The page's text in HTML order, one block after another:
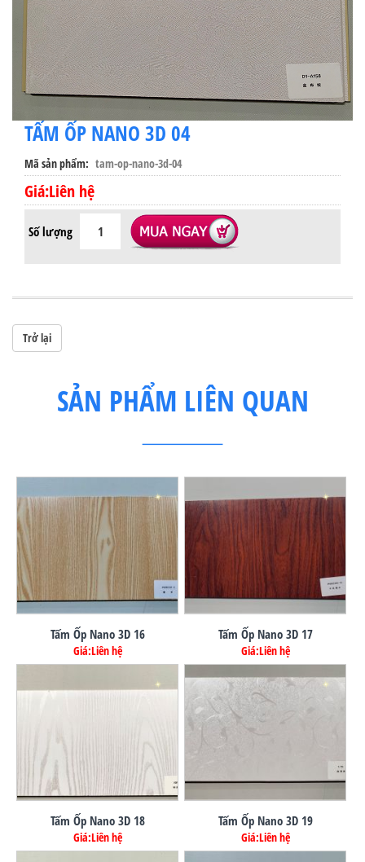
TẤM ỐP NANO 3D 04
Mã sản phẩm tam-op-nano-3d-04
Giá:Liên hệ
Số lượng
Trở lại
SẢN PHẨM LIÊN QUAN
Tấm Ốp Nano 3D 16
Giá:Liên hệ
Tấm Ốp Nano 3D 17
Giá:Liên hệ
Tấm Ốp Nano 3D 18
Giá:Liên hệ
Tấm Ốp Nano 3D 19
Giá:Liên hệ